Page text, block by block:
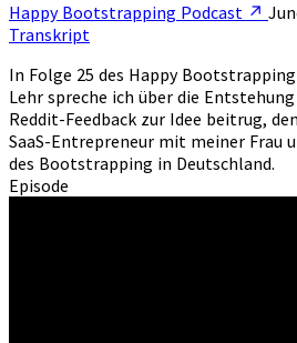
Happy Bootstrapping Podcast ↗
Transkript
In Folge 25 des Happy
Lehr spreche ich über die
Reddit-Feedback zur Idee beitrug,
SaaS-Entrepreneur mit meiner Frau
des Bootstrapping in Deutschland.
Episode